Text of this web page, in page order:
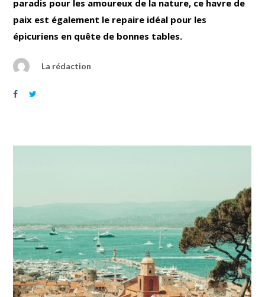
paradis pour les amoureux de la nature, ce havre de
paix est également le repaire idéal pour les
épicuriens en quête de bonnes tables.
La rédaction